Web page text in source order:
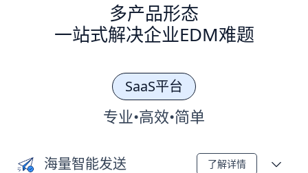
多产品形态
一站式解决企业EDM难题
SaaS平台
专业•高效•简单
海量智能发送 了解详情